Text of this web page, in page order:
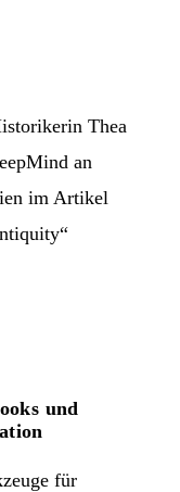
Thea
an
im Artikel
und
für